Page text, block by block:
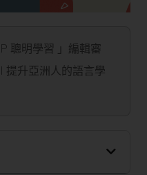
聰明學習 」編輯審
提升亞洲人的語言學